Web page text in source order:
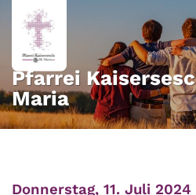
Zum Inhalt springen
Pfarrei
Maria
Donnerstag, 11. Juli 2024